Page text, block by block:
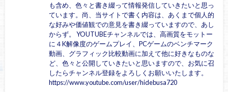
も含め、色々と書き綴って情報発信していきたいと思っ
ています。尚、当サイトで書く内容は、あくまで個人的
な好みや価値観での意見を書き綴っていますので、あし
からず。 YOUTUBEチャンネルでは、高画質をモットー
に４K解像度のゲームプレイ、PCゲームのベンチマーク
動画、グラフィック比較動画に加えて他に好きなものな
ど、色々と公開していきたいと思いますので、お気に召
したらチャンネル登録をよろしくお願いいたします。
https://www.youtube.com/user/hidebusa720